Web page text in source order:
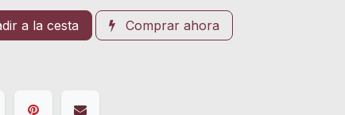
a la cesta Comprar ahora